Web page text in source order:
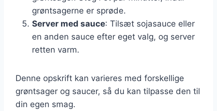
grøntsagerne er sprøde.
Server med sauce: Tilsæt sojasauce eller
en anden sauce efter eget valg, og server
retten varm.
Denne opskrift kan varieres med forskellige
grøntsager og saucer, så du kan tilpasse den til
din egen smag.